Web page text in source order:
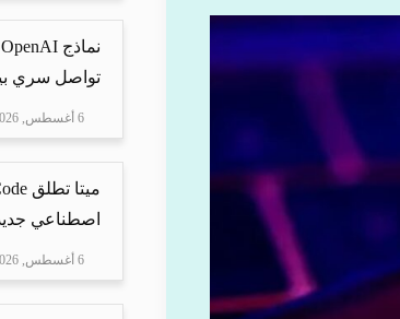
تواصل سري
6 أغسطس, 2026
اصطناعي
6 أغسطس, 2026